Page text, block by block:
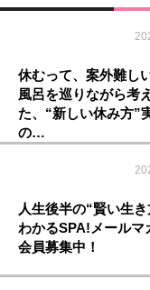
休むって、案外難し
風呂を巡りながら考え
た、“新しい休み方”
の…
人生後半の“賢い生
わかるSPA!メールマ
会員募集中！